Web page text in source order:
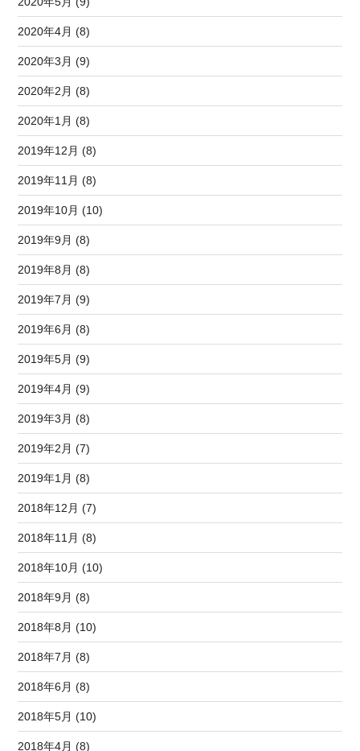
2020年4月 (8)
2020年3月 (9)
2020年2月 (8)
2020年1月 (8)
2019年12月 (8)
2019年11月 (8)
2019年10月 (10)
2019年9月 (8)
2019年8月 (8)
2019年7月 (9)
2019年6月 (8)
2019年5月 (9)
2019年4月 (9)
2019年3月 (8)
2019年2月 (7)
2019年1月 (8)
2018年12月 (7)
2018年11月 (8)
2018年10月 (10)
2018年9月 (8)
2018年8月 (10)
2018年7月 (8)
2018年6月 (8)
2018年5月 (10)
2018年4月 (8)